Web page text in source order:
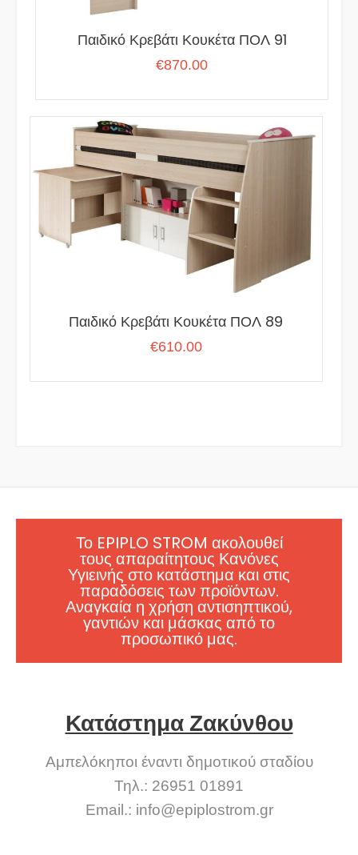
Παιδικό Κρεβάτι Κουκέτα ΠΟΛ 91
€870.00
Παιδικό Κρεβάτι Κουκέτα ΠΟΛ 89
€610.00
Το EPIPLO STROM ακολουθεί
τους απαραίτητους Κανόνες
Υγιεινής στο κατάστημα και στις
παραδόσεις των προϊόντων.
Αναγκαία η χρήση αντισηπτικού,
γαντιών και μάσκας από το
προσωπικό μας.
Κατάστημα Ζακύνθου
Αμπελόκηποι έναντι δημοτικού σταδίου
Τηλ.: 26951 01891
Email.: info@epiplostrom.gr